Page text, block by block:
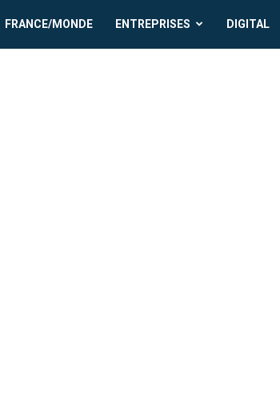
FRANCE/MONDE ENTREPRISES DIGITAL